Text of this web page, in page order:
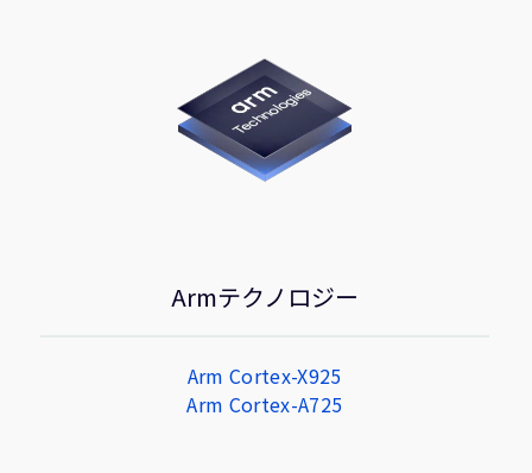
Armテクノロジー
Arm Cortex-X925
Arm Cortex-A725